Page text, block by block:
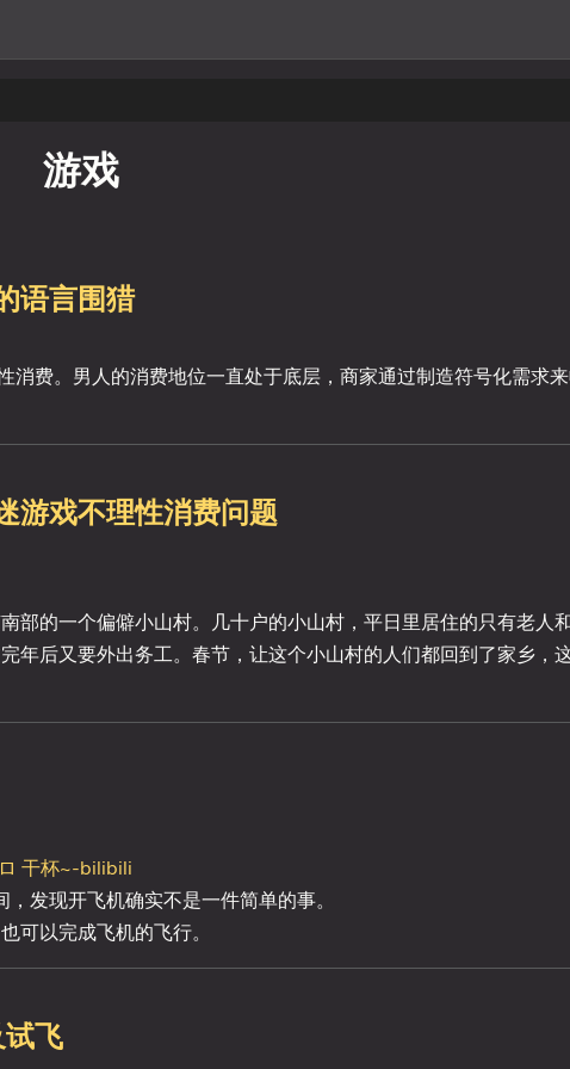
游戏
语言围猎
消费。男人的消费地位一直处于底层，商家通过制造符号化需求
游戏不理性消费问题
的一个偏僻小山村。几十户的小山村，平日里居住的只有老人
年后又要外出务工。春节，让这个小山村的人们都回到了家乡，
干杯~-bilibili
发现开飞机确实不是一件简单的事。
可以完成飞机的飞行。
飞